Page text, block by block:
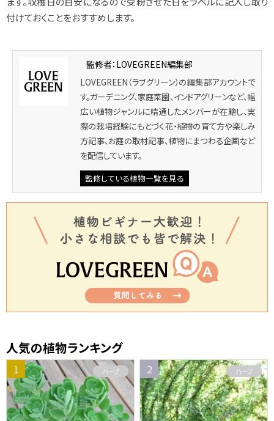
付けておくことをおすすめします。
監修者：LOVEGREEN編集部
LOVEGREEN（ラブグリーン）の編集部アカウントで
す。ガーデニング、家庭菜園、インドアグリーンなど、幅
広い植物ジャンルに精通したメンバーが在籍し、実
際の栽培経験にもとづく花・植物の育て方や楽しみ
方記事、お庭の取材記事、植物にまつわる企画など
を配信しています。
監修している植物一覧を見る
人気の植物ランキング
ハーブ ハーブ